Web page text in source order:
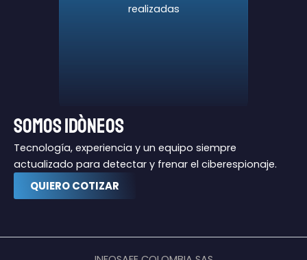
realizadas
SOMOS IDÒNEOS
Tecnología, experiencia y un equipo siempre
actualizado para detectar y frenar el ciberespionaje.
QUIERO COTIZAR